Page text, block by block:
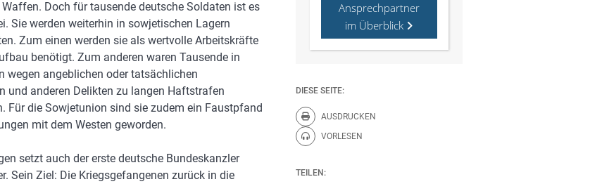
Doch für tausende deutsche Soldaten ist es
Sie werden weiterhin in sowjetischen Lagern
Zum einen werden sie als wertvolle Arbeitskräfte
benötigt. Zum anderen waren Tausende in
wegen angeblichen oder tatsächlichen
und anderen Delikten zu langen Haftstrafen
Für die Sowjetunion sind sie zudem ein Faustpfand
mit dem Westen geworden.
setzt auch der erste deutsche Bundeskanzler
Sein Ziel: Die Kriegsgefangenen zurück in die
Ansprechpartner
im Überblick
DIESE SEITE:
AUSDRUCKEN
Diese Seite drucken.
VORLESEN
Diese Seite vorlesen.
TEILEN: